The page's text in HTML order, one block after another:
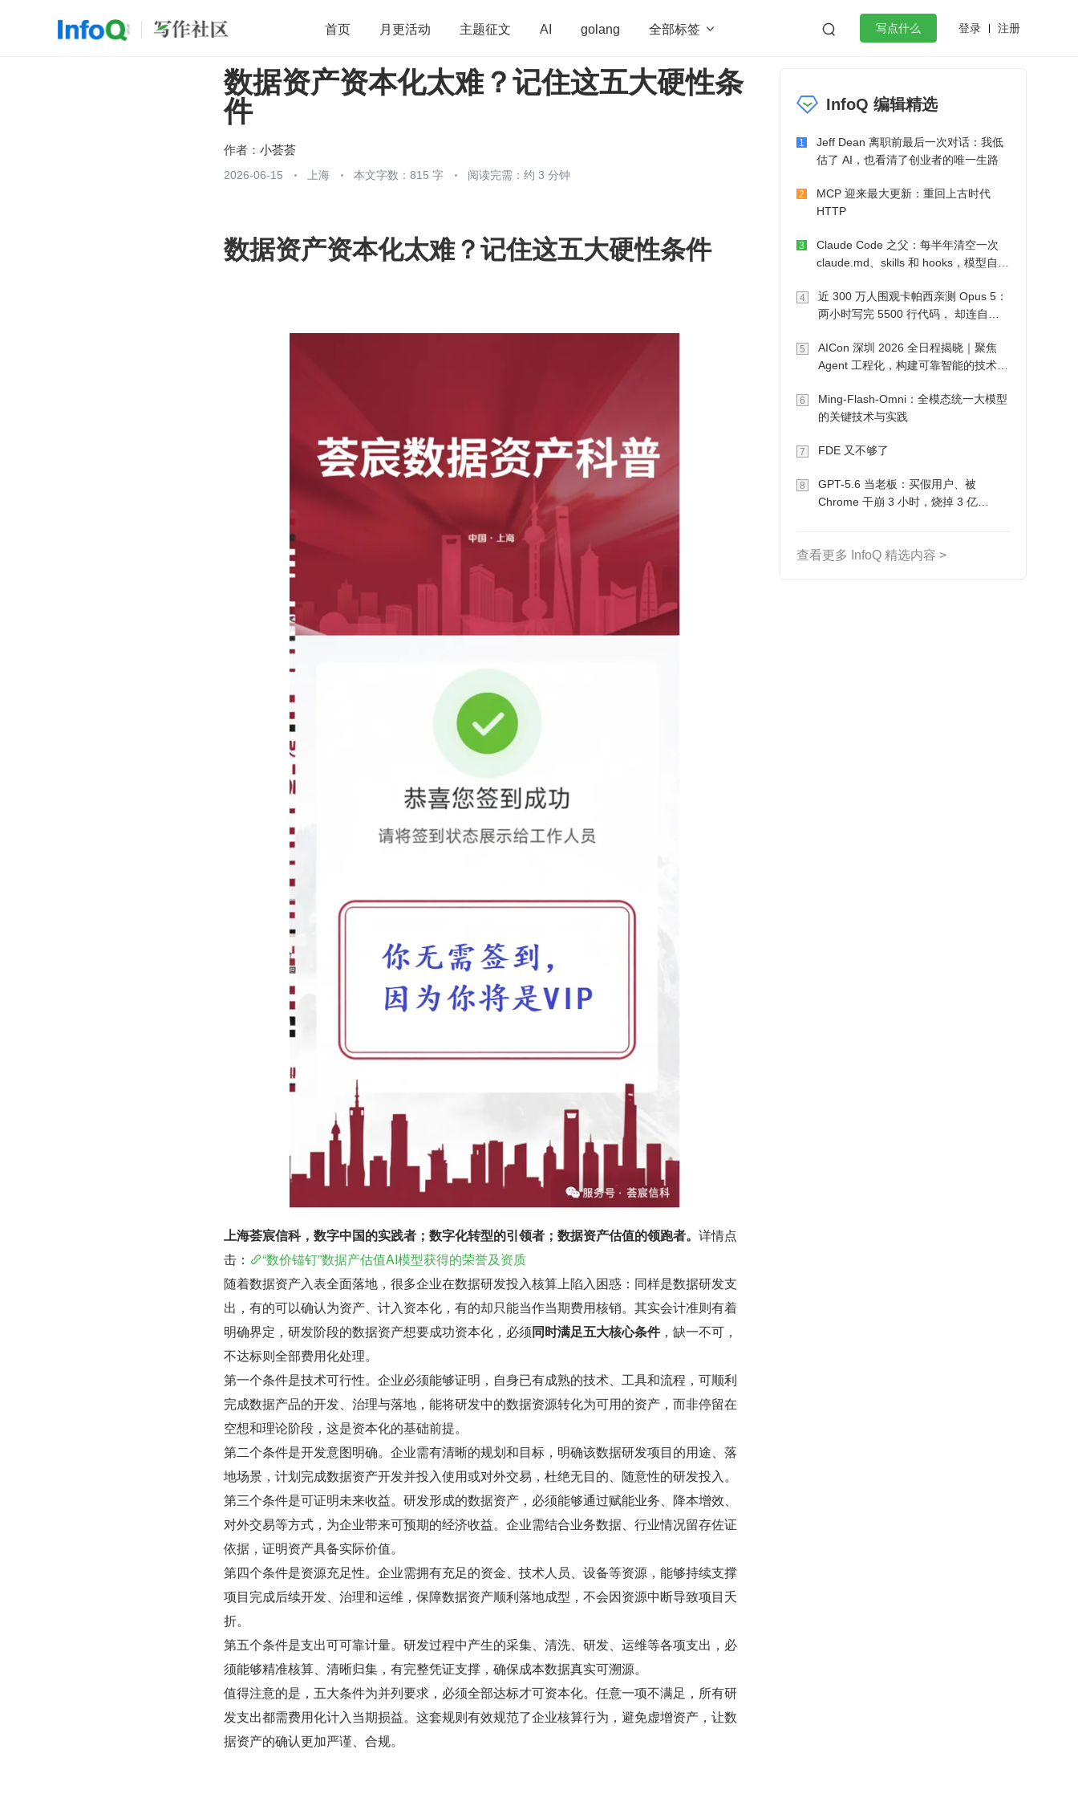
首页 月更活动 主题征文 AI golang 全部标签   写点什么 登录 注册
开源 架构 OpenHarmony 算法 学习方法 Web3.0 高效工作
微服务架构 flutter
数据资产资本化太难？记住这五大硬性条
件
作者： 小荟荟
2026-06-15 上海 本文字数：815 字 阅读完需：约 3 分钟
数据资产资本化太难？记住这五大硬性条件
上海荟宸信科，数字中国的实践者；数字化转型的引领者；数据资产估值的领跑者。 详情点
击：
“数价锚钉”数据产估值AI模型获得的荣誉及资质
随着数据资产入表全面落地，很多企业在数据研发投入核算上陷入困惑：同样是数据研发支
出，有的可以确认为资产、计入资本化，有的却只能当作当期费用核销。其实会计准则有着
明确界定，研发阶段的数据资产想要成功资本化，必须同时满足五大核心条件，缺一不可，
不达标则全部费用化处理。
第一个条件是技术可行性。企业必须能够证明，自身已有成熟的技术、工具和流程，可顺利
完成数据产品的开发、治理与落地，能将研发中的数据资源转化为可用的资产，而非停留在
空想和理论阶段，这是资本化的基础前提。
第二个条件是开发意图明确。企业需有清晰的规划和目标，明确该数据研发项目的用途、落
地场景，计划完成数据资产开发并投入使用或对外交易，杜绝无目的、随意性的研发投入。
第三个条件是可证明未来收益。研发形成的数据资产，必须能够通过赋能业务、降本增效、
对外交易等方式，为企业带来可预期的经济收益。企业需结合业务数据、行业情况留存佐证
依据，证明资产具备实际价值。
第四个条件是资源充足性。企业需拥有充足的资金、技术人员、设备等资源，能够持续支撑
项目完成后续开发、治理和运维，保障数据资产顺利落地成型，不会因资源中断导致项目夭
折。
第五个条件是支出可可靠计量。研发过程中产生的采集、清洗、研发、运维等各项支出，必
须能够精准核算、清晰归集，有完整凭证支撑，确保成本数据真实可溯源。
值得注意的是，五大条件为并列要求，必须全部达标才可资本化。任意一项不满足，所有研
发支出都需费用化计入当期损益。这套规则有效规范了企业核算行为，避免虚增资产，让数
据资产的确认更加严谨、合规。
InfoQ 编辑精选
1
Jeff Dean 离职前最后一次对话：我低
估了 AI，也看清了创业者的唯一生路
2
MCP 迎来最大更新：重回上古时代
HTTP
3
Claude Code 之父：每半年清空一次
claude.md、skills 和 hooks，模型自己
4
近 300 万人围观卡帕西亲测 Opus 5：
两小时写完 5500 行代码， 却连自己
5
AICon 深圳 2026 全日程揭晓｜聚焦
Agent 工程化，构建可靠智能的技术路
6
Ming-Flash-Omni：全模态统一大模型
的关键技术与实践
7 FDE 又不够了
8
GPT-5.6 当老板：买假用户、被
Chrome 干崩 3 小时，烧掉 3 亿
查看更多 InfoQ 精选内容 >